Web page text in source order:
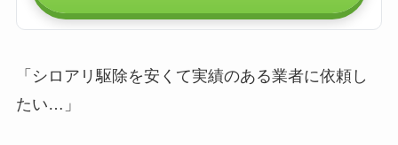
「シロアリ駆除を安くて実績のある業者に依頼し
たい…」